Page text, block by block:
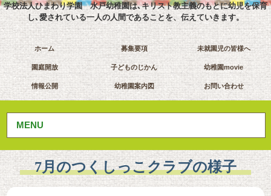
学校法人ひまわり学園 水戸幼稚園は､キリスト教主義のもとに幼児を保育
し､愛されている一人の人間であることを、伝えていきます。
ホーム 募集要項 未就園児の皆様へ
園庭開放 子どものじかん 幼稚園movie
情報公開 幼稚園案内図 お問い合わせ
MENU
7月のつくしっこクラブの様子